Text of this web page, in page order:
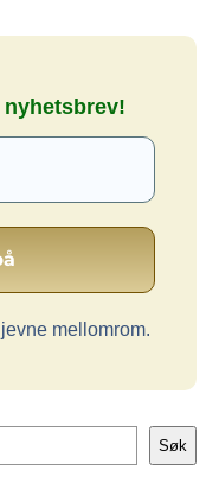
nyhetsbrev!
mellomrom.
Søk